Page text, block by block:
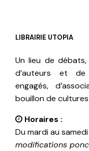
LIBRAIRIE UTOPIA
Un lieu de
d’auteurs et de
engagés,
bouillon de
Horaires :
Du mardi au
modifications